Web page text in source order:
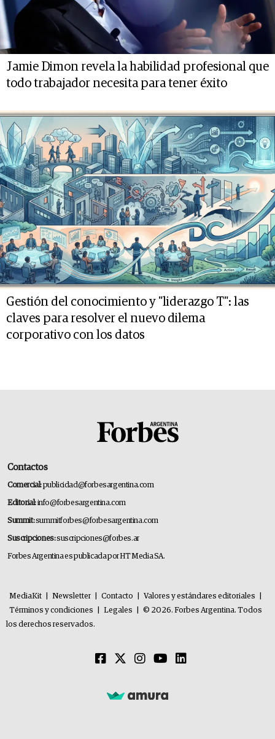
Jamie Dimon revela la habilidad profesional que
todo trabajador necesita para tener éxito
Gestión del conocimiento y "liderazgo T": las
claves para resolver el nuevo dilema
corporativo con los datos
Contactos
Comercial:publicidad@forbesargentina.com
Editorial:info@forbesargentina.com
Summit:summitforbes@forbesargentina.com
Suscripciones:suscripciones@forbes.ar
Forbes Argentina es publicada por HT Media SA.
MediaKit Newsletter Contacto Valores y estándares editoriales
Términos y condiciones
Legales
© 2026. Forbes Argentina. Todos
los derechos reservados.